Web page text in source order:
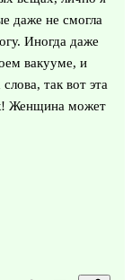
даже не смогла
Иногда даже
вакууме, и
так вот эта
Женщина может